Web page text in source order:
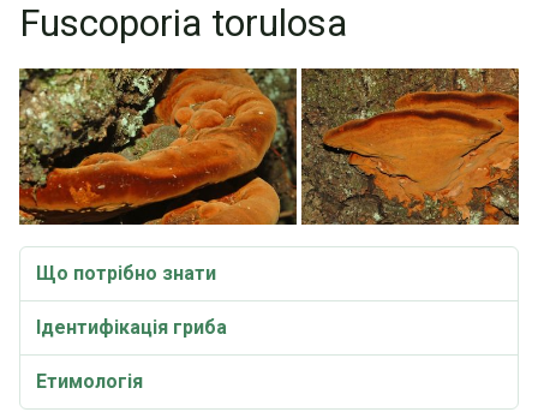
Fuscoporia torulosa
Що потрібно знати
Ідентифікація гриба
Етимологія